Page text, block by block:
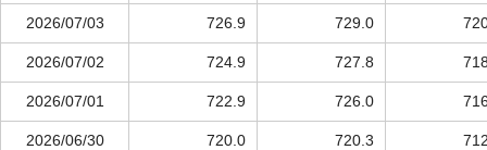
2026/07/03 726.9 729.0
2026/07/02 724.9 727.8
2026/07/01 722.9 726.0
2026/06/30 720.0 720.3